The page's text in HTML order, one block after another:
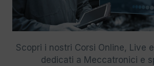
Scopri i nostri Corsi Online, Live
dedicati a Meccatronici e